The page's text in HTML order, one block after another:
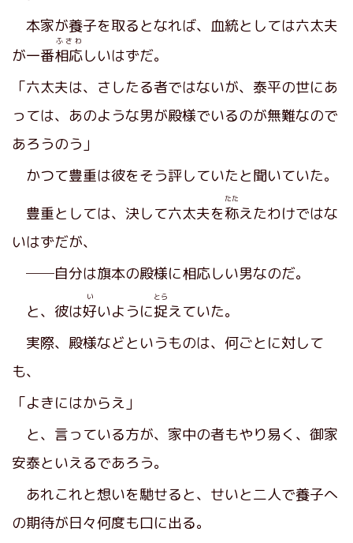
本家が養子を取るとなれば、血統としては六太夫
が一番相応
ふさわ
しいはずだ。
「六太夫は、さしたる者ではないが、泰平の世にあ
っては、あのような男が殿様でいるのが無難なので
あろうのう」
かつて豊重は彼をそう評していたと聞いていた。
豊重としては、決して六太夫を称
たた
えたわけではな
いはずだが、
──自分は旗本の殿様に相応しい男なのだ。
と、彼は好
い
いように捉
とら
えていた。
実際、殿様などというものは、何ごとに対して
も、
「よきにはからえ」
と、言っている方が、家中の者もやり易く、御家
安泰といえるであろう。
あれこれと想いを馳せると、せいと二人で養子へ
の期待が日々何度も口に出る。